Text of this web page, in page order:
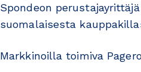
Spondeon
suomalaisesta
Markkinoilla toimiva